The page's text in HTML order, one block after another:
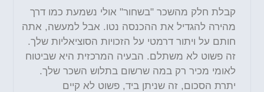
קבלת חלק מהשכר "בשחור" אולי נשמעת כמו דרך
מהירה להגדיל את ההכנסה נטו. אבל למעשה, אתה
חותם על ויתור דרמטי על הזכויות הסוציאליות שלך.
זה פשוט לא משתלם. הבעיה המרכזית היא שביטוח
לאומי מכיר רק במה שרשום בתלוש השכר שלך.
יתרת הסכום, זה שניתן ביד, פשוט לא קיים